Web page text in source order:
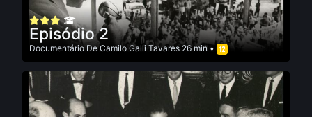
Episódio 2
DocumentárioDeCamilo Galli Tavares 26 min •